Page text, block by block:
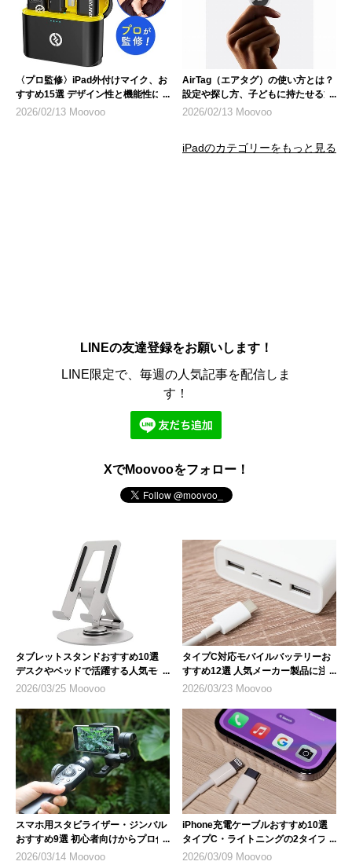
〈プロ監修〉iPad外付けマイク、お
すすめ15選 デザイン性と機能性に
も注目
2026/02/13 Moovoo
AirTag（エアタグ）の使い方とは？
設定や探し方、子どもに持たせる方
法、悪用リスクについて
2026/02/13 Moovoo
iPadのカテゴリーをもっと見る
LINEの友達登録をお願いします！
LINE限定で、毎週の人気記事を配信しま
す！
XでMoovooをフォロー！
タブレットスタンドおすすめ10選
デスクやベッドで活躍する人気モデ
ル
2026/03/25 Moovoo
タイプC対応モバイルバッテリーお
すすめ12選 人気メーカー製品に注
目
2026/03/23 Moovoo
スマホ用スタビライザー・ジンバル
おすすめ9選 初心者向けからプロ仕
様まで
2026/03/14 Moovoo
iPhone充電ケーブルおすすめ10選
タイプC・ライトニングの2タイプ
を紹介
2026/03/09 Moovoo